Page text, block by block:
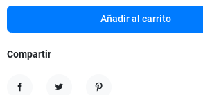
Añadir al carrito
Compartir